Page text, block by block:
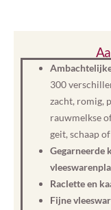
300
zacht, romig,
rauwmelkse
geit, schaap
Gegarneerde
Raclette en
Fijne